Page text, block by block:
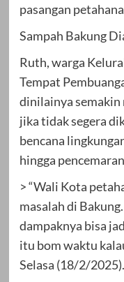
pasangan
Sampah Bakung
Ruth, warga
Tempat
dinilainya
jika tidak segera
bencana
hingga
> “Wali Kota
masalah di
dampaknya bisa
itu bom waktu
Selasa (18/2/2025).